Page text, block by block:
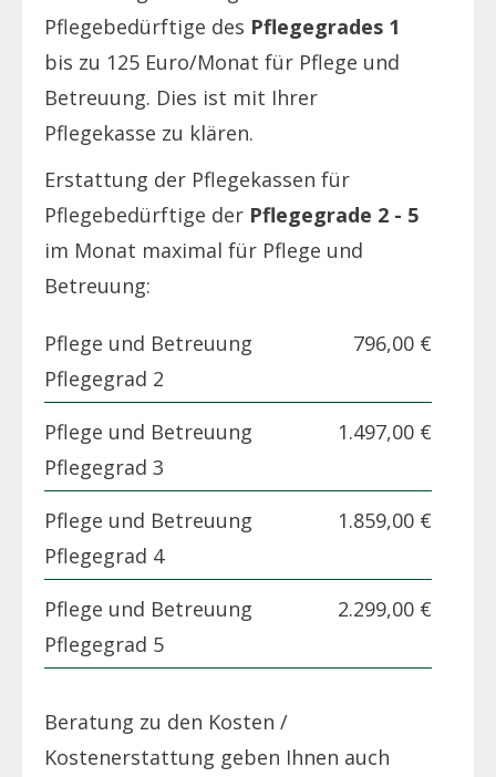
Pflegebedürftige des Pflegegrades 1
bis zu 125 Euro/Monat für Pflege und
Betreuung. Dies ist mit Ihrer
Pflegekasse zu klären.
Erstattung der Pflegekassen für
Pflegebedürftige der Pflegegrade 2 - 5
im Monat maximal für Pflege und
Betreuung:
Pflege und Betreuung
Pflegegrad 2
796,00 €
Pflege und Betreuung
Pflegegrad 3
1.497,00 €
Pflege und Betreuung
Pflegegrad 4
1.859,00 €
Pflege und Betreuung
Pflegegrad 5
2.299,00 €
Beratung zu den Kosten /
Kostenerstattung geben Ihnen auch